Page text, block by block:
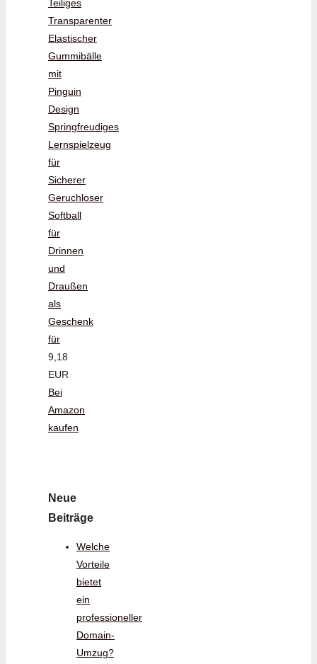
Teiliges
Transparenter
Elastischer
Gummibälle
mit
Pinguin
Design
Springfreudiges
Lernspielzeug
für
Sicherer
Geruchloser
Softball
für
Drinnen
und
Draußen
als
Geschenk
für
9,18
EUR
Bei
Amazon
kaufen
Neue
Beiträge
Welche
Vorteile
bietet
ein
professioneller
Domain-
Umzug?